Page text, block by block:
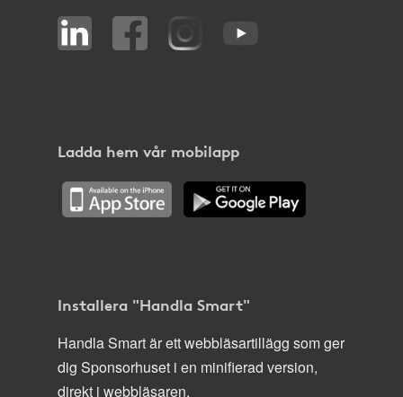
Ladda hem vår mobilapp
Installera "Handla Smart"
Handla Smart är ett webbläsartillägg som ger
dig Sponsorhuset i en minifierad version,
direkt i webbläsaren.